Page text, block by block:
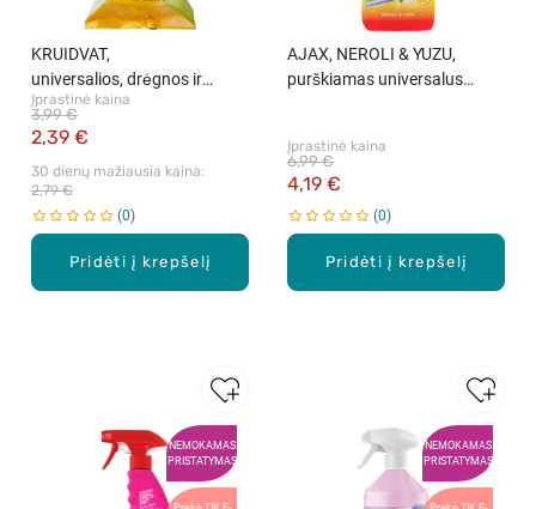
Pridėti į krepšelį
KRUIDVAT,
universalios, drėgnos ir
higieniškos šluostės su
citrinų aromatu, 80 vnt.
Įprastinė kaina
2,39 €
3,99 €
30 dienų mažiausia kaina:
2,79 €
0
Pridėti į krepšelį
AJAX, NEROLI & YUZU,
purškiamas universalus
Įprastinė kaina
4,19 €
6,99 €
0
NEMOKAMAS
PRISTATYMAS
NEMOKAMAS
PRISTATYMAS